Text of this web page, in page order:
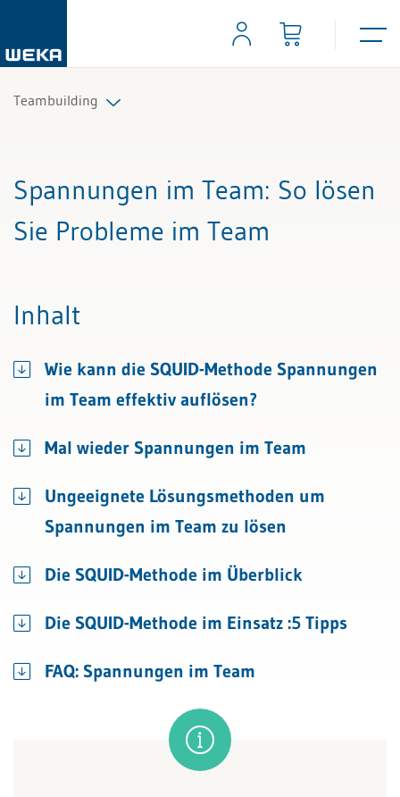
Teambuilding
Spannungen im Team: So lösen
Sie Probleme im Team
Inhalt
Wie kann die SQUID-Methode Spannungen
im Team effektiv auflösen?
Mal wieder Spannungen im Team
Ungeeignete Lösungsmethoden um
Spannungen im Team zu lösen
Die SQUID-Methode im Überblick
Die SQUID-Methode im Einsatz :5 Tipps
FAQ: Spannungen im Team